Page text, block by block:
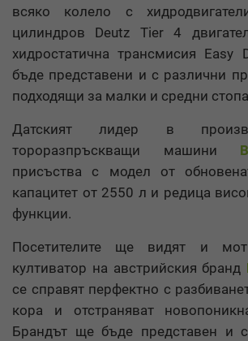
всяко колело с
цилиндров Deutz Tier 4
хидростатична трансмисия Easy
бъде представени и с различни
подходящи за малки и средни
Датският лидер в
тороразпръскващи машини
присъства с модел от
капацитет от 2550 л и редица
функции.
Посетителите ще видят и
култиватор на австрийския бранд
се справят перфектно с
кора и отстраняват
Брандът ще бъде представен и